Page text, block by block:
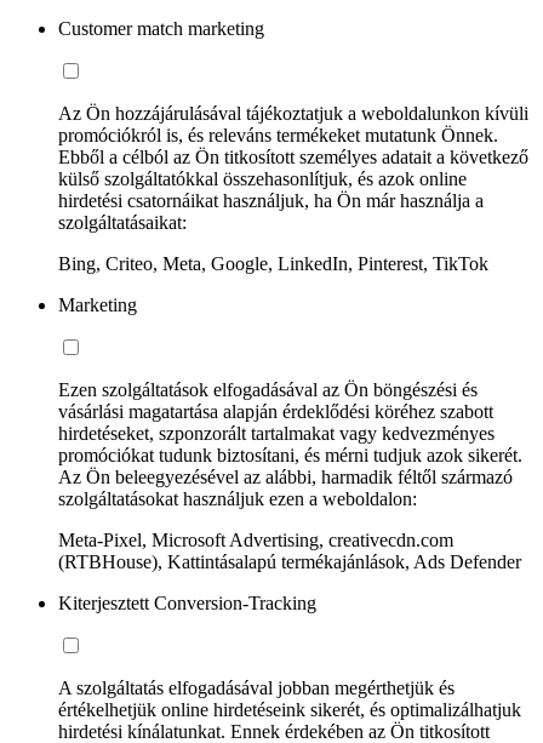
Customer match marketing
Az Ön hozzájárulásával tájékoztatjuk a weboldalunkon kívüli
promóciókról is, és releváns termékeket mutatunk Önnek.
Ebből a célból az Ön titkosított személyes adatait a következő
külső szolgáltatókkal összehasonlítjuk, és azok online
hirdetési csatornáikat használjuk, ha Ön már használja a
szolgáltatásaikat:
Bing, Criteo, Meta, Google, LinkedIn, Pinterest, TikTok
Marketing
Ezen szolgáltatások elfogadásával az Ön böngészési és
vásárlási magatartása alapján érdeklődési köréhez szabott
hirdetéseket, szponzorált tartalmakat vagy kedvezményes
promóciókat tudunk biztosítani, és mérni tudjuk azok sikerét.
Az Ön beleegyezésével az alábbi, harmadik féltől származó
szolgáltatásokat használjuk ezen a weboldalon:
Meta-Pixel, Microsoft Advertising, creativecdn.com
(RTBHouse), Kattintásalapú termékajánlások, Ads Defender
Kiterjesztett Conversion-Tracking
A szolgáltatás elfogadásával jobban megérthetjük és
értékelhetjük online hirdetéseink sikerét, és optimalizálhatjuk
hirdetési kínálatunkat. Ennek érdekében az Ön titkosított